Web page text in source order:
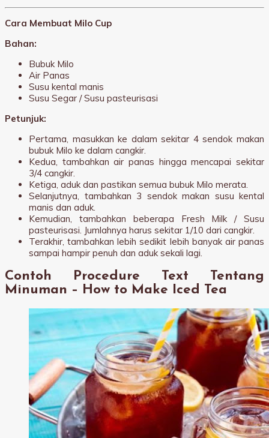
Cara Membuat Milo Cup
Bahan:
Bubuk Milo
Air Panas
Susu kental manis
Susu Segar / Susu pasteurisasi
Petunjuk:
Pertama, masukkan ke dalam sekitar 4 sendok makan
bubuk Milo ke dalam cangkir.
Kedua, tambahkan air panas hingga mencapai sekitar
3/4 cangkir.
Ketiga, aduk dan pastikan semua bubuk Milo merata.
Selanjutnya, tambahkan 3 sendok makan susu kental
manis dan aduk.
Kemudian, tambahkan beberapa Fresh Milk / Susu
pasteurisasi. Jumlahnya harus sekitar 1/10 dari cangkir.
Terakhir, tambahkan lebih sedikit lebih banyak air panas
sampai hampir penuh dan aduk sekali lagi.
Contoh Procedure Text Tentang
Minuman – How to Make Iced Tea